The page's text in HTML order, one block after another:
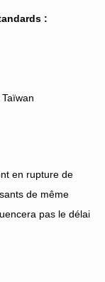
:
en rupture de
de même
pas le délai